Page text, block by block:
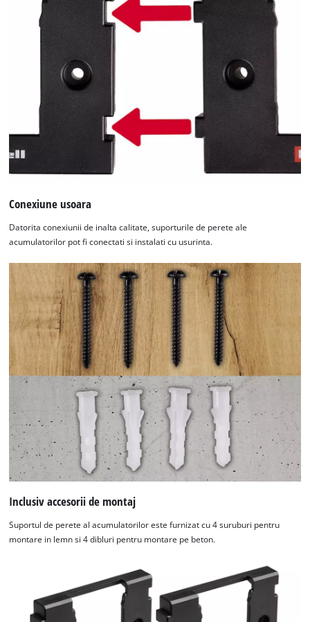
Conexiune usoara
Datorita conexiunii de inalta calitate, suporturile de perete ale
acumulatorilor pot fi conectati si instalati cu usurinta.
Inclusiv accesorii de montaj
Suportul de perete al acumulatorilor este furnizat cu 4 suruburi pentru
montare in lemn si 4 dibluri pentru montare pe beton.